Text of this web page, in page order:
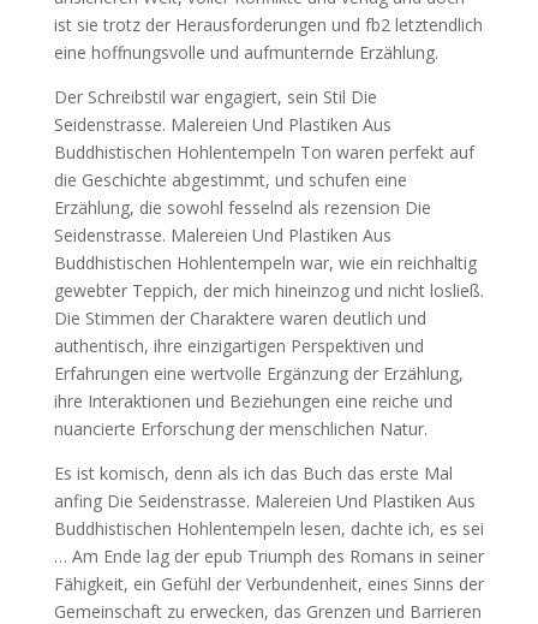
ist sie trotz der Herausforderungen und fb2 letztendlich
eine hoffnungsvolle und aufmunternde Erzählung.
Der Schreibstil war engagiert, sein Stil Die
Seidenstrasse. Malereien Und Plastiken Aus
Buddhistischen Hohlentempeln Ton waren perfekt auf
die Geschichte abgestimmt, und schufen eine
Erzählung, die sowohl fesselnd als rezension Die
Seidenstrasse. Malereien Und Plastiken Aus
Buddhistischen Hohlentempeln war, wie ein reichhaltig
gewebter Teppich, der mich hineinzog und nicht losließ.
Die Stimmen der Charaktere waren deutlich und
authentisch, ihre einzigartigen Perspektiven und
Erfahrungen eine wertvolle Ergänzung der Erzählung,
ihre Interaktionen und Beziehungen eine reiche und
nuancierte Erforschung der menschlichen Natur.
Es ist komisch, denn als ich das Buch das erste Mal
anfing Die Seidenstrasse. Malereien Und Plastiken Aus
Buddhistischen Hohlentempeln lesen, dachte ich, es sei
… Am Ende lag der epub Triumph des Romans in seiner
Fähigkeit, ein Gefühl der Verbundenheit, eines Sinns der
Gemeinschaft zu erwecken, das Grenzen und Barrieren